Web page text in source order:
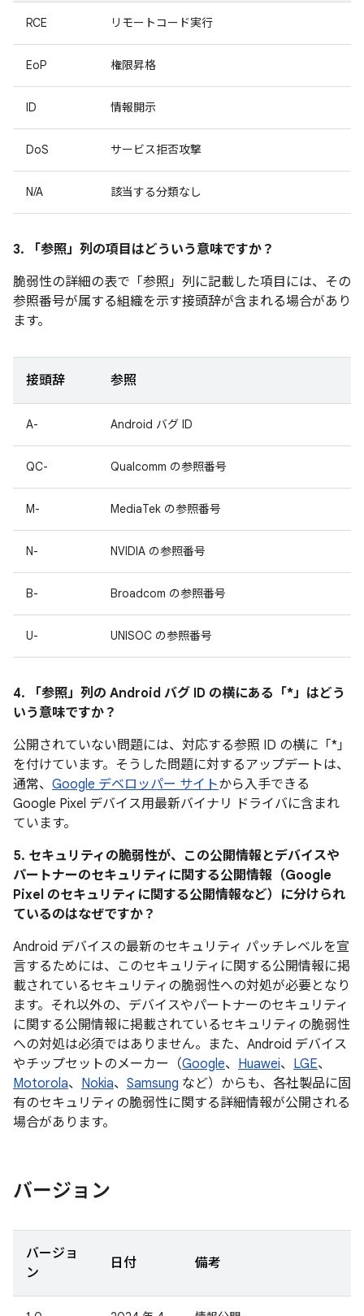
RCE リモートコード実行
EoP 権限昇格
ID 情報開示
DoS サービス拒否攻撃
N/A 該当する分類なし
3. 「参照」 列の項目はどういう意味ですか？
脆弱性の詳細の表で「参照」 列に記載した項目には、その
参照番号が属する組織を示す接頭辞が含まれる場合があり
ます。
接頭辞 参照
A- Android バグ ID
QC- Qualcomm の参照番号
M- MediaTek の参照番号
N- NVIDIA の参照番号
B- Broadcom の参照番号
U- UNISOC の参照番号
4. 「参照」 列の Android バグ ID の横にある「*」はどう
いう意味ですか？
公開されていない問題には、対応する参照 ID の横に「*」
を付けています。そうした問題に対するアップデートは、
通常、 Google デベロッパー サイトから入手できる
Google Pixel デバイス用最新バイナリ ドライバに含まれ
ています。
5. セキュリティの脆弱性が、この公開情報とデバイスや
パートナーのセキュリティに関する公開情報（Google
Pixel のセキュリティに関する公開情報など）に分けられ
ているのはなぜですか？
Android デバイスの最新のセキュリティ パッチレベルを宣
言するためには、このセキュリティに関する公開情報に掲
載されているセキュリティの脆弱性への対処が必要となり
ます。それ以外の、デバイスやパートナーのセキュリティ
に関する公開情報に掲載されているセキュリティの脆弱性
への対処は必須ではありません。また、Android デバイス
やチップセットのメーカー（Google、 Huawei、 LGE、
Motorola、 Nokia、 Samsung など）からも、各社製品に固
有のセキュリティの脆弱性に関する詳細情報が公開される
場合があります。
バージョン
バージョ
ン
日付 備考